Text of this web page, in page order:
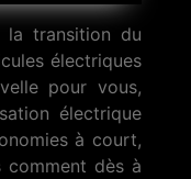
la transition du
électriques
pour vous,
électrique
à court,
comment dès à